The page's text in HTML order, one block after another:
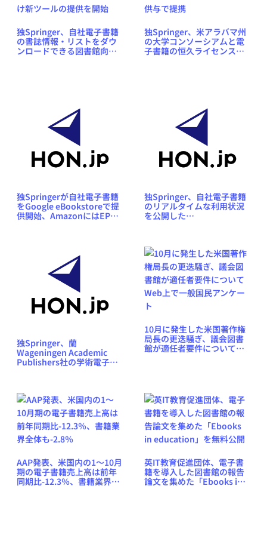
独Springer、自社電子書籍
の書誌情報・リストをダウ
ンロードできる図書館向け
独Springer、米アラバマ州
の大学コンソーシアムと電
子書籍の恒久ライセンス供
独Springerが自社電子書籍
をGoogle eBookstoreで提
供開始、AmazonにはEPUB
独Springer、自社電子書籍
のリアルタイムな利用状況
を公開した
独Springer、蘭
Wageningen Academic
Publishers社の学術電子書
10月に発生した米国著作権
局長の更迭騒ぎ、議会図書
館が適任者要件について
AAP発表、米国内の1〜10月
期の電子書籍売上高は前年
同期比-12.3％、書籍業界全
英IT教育促進団体、電子書
籍を導入した図書館の報告
論文を集めた「Ebooks in